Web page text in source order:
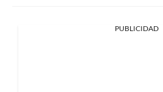
PUBLICIDAD